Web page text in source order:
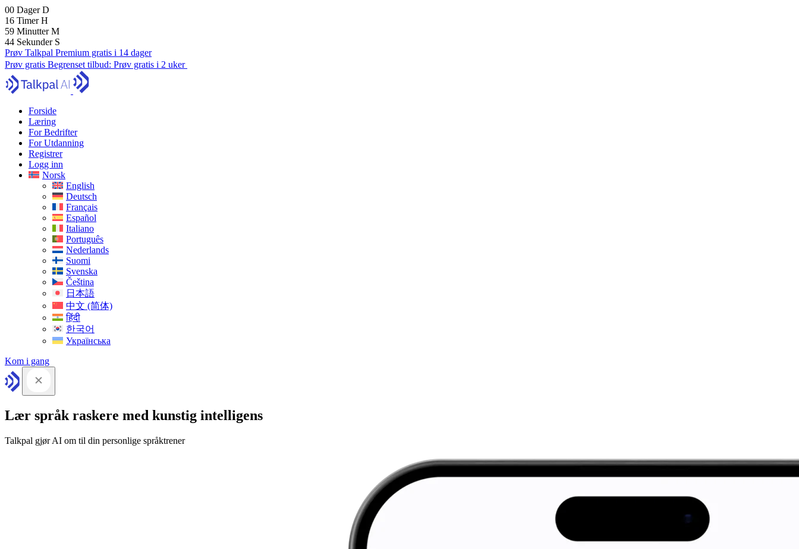
00 DagerD
16 TimerH
59 MinutterM
43 Sekunder S
Prøv Talkpal Premium gratis i 14 dager
Prøv gratis Begrenset tilbud: Prøv gratis i 2 uker
Forside
Læring
For Bedrifter
For Utdanning
Registrer
Logg inn
Norsk
English
Deutsch
Français
Español
Italiano
Português
Nederlands
Suomi
Svenska
Čeština
日本語
中文 (简体)
हिंदी
한국어
Українська
Kom i gang
Lær språk raskere med kunstig intelligens
Talkpal gjør AI om til din personlige språktrener